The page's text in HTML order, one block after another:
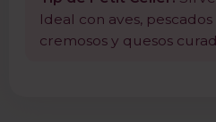
Ideal con aves,
cremosos y quesos